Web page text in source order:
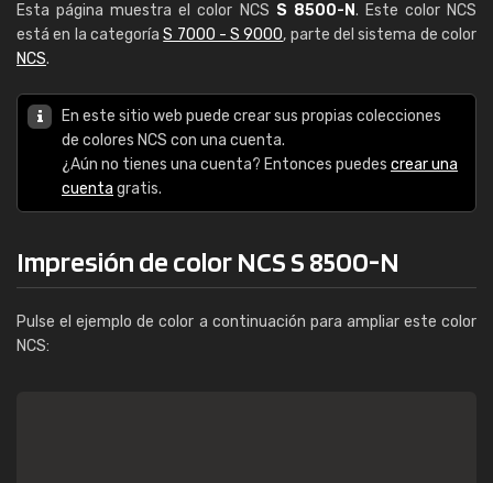
Esta página muestra el color NCS S 8500-N. Este color NCS
está en la categoríaS 7000 - S 9000, parte del sistema de color
NCS.
En este sitio web puede crear sus propias colecciones
de colores NCS con una cuenta.
¿Aún no tienes una cuenta? Entonces puedes crear una
cuenta gratis.
Impresión de color NCS S 8500-N
Pulse el ejemplo de color a continuación para ampliar este color
NCS: